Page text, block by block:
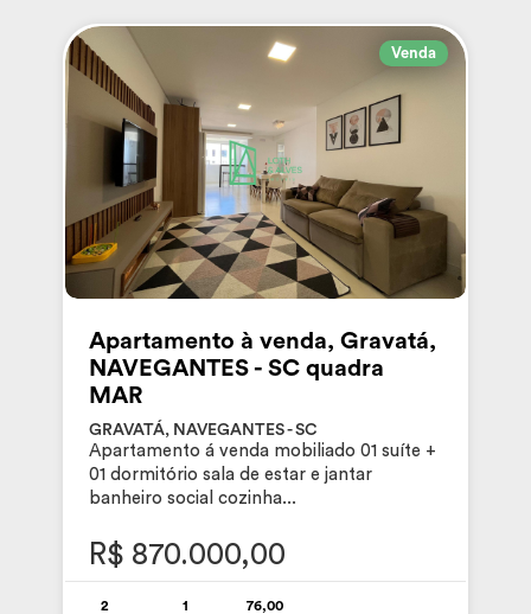
Venda
Apartamento à venda, Gravatá,
NAVEGANTES - SC quadra
MAR
GRAVATÁ, NAVEGANTES - SC
Apartamento á venda mobiliado 01 suíte +
01 dormitório sala de estar e jantar
banheiro social cozinha...
R$ 870.000,00
2 1 76,00